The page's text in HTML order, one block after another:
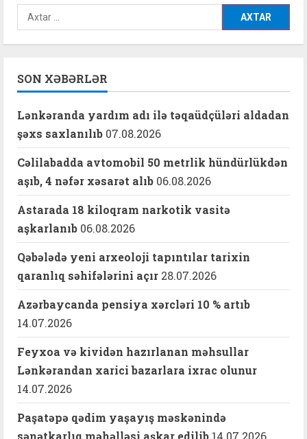
Axtarış:
SON XƏBƏRLƏR
Lənkəranda yardım adı ilə təqaüdçüləri aldadan
şəxs saxlanılıb 07.08.2026
Cəlilabadda avtomobil 50 metrlik hündürlükdən
aşıb, 4 nəfər xəsarət alıb 06.08.2026
Astarada 18 kiloqram narkotik vasitə
aşkarlanıb 06.08.2026
Qəbələdə yeni arxeoloji tapıntılar tarixin
qaranlıq səhifələrini açır 28.07.2026
Azərbaycanda pensiya xərcləri 10 % artıb
14.07.2026
Feyxoa və kividən hazırlanan məhsullar
Lənkərandan xarici bazarlara ixrac olunur
14.07.2026
Paşatəpə qədim yaşayış məskənində
sənətkarlıq məhəlləsi aşkar edilib 14.07.2026